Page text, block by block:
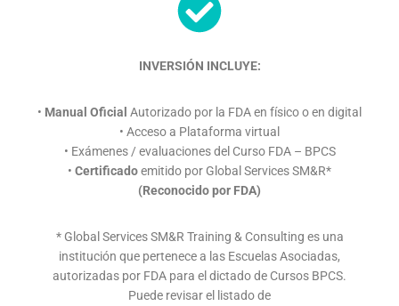
INVERSIÓN INCLUYE:
• Manual Oficial Autorizado por la FDA en físico o en digital
• Acceso a Plataforma virtual
• Exámenes / evaluaciones del Curso FDA – BPCS
• Certificadoemitido por Global Services SM&R*
(Reconocido por FDA)
* Global Services SM&R Training & Consulting es una
institución que pertenece a las Escuelas Asociadas,
autorizadas por FDA para el dictado de Cursos BPCS.
Puede revisar el listado de